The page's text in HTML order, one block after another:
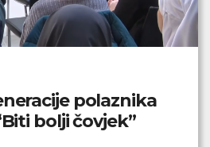
polaznika
bolji čovjek”